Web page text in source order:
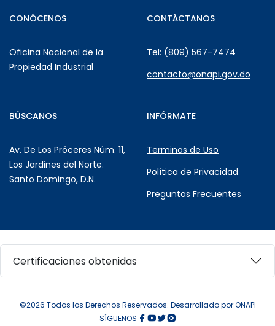
CONÓCENOS
Oficina Nacional de la
Propiedad Industrial
CONTÁCTANOS
Tel: (809) 567-7474
contacto@onapi.gov.do
BÚSCANOS
Av. De Los Próceres Núm. 11,
Los Jardines del Norte.
Santo Domingo, D.N.
INFÓRMATE
Terminos de Uso
Política de Privacidad
Preguntas Frecuentes
Certificaciones obtenidas
©2026 Todos los Derechos Reservados. Desarrollado por ONAPI
SÍGUENOS